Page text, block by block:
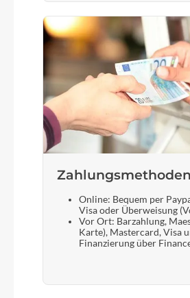
Zahlungsmethoden
Online: Bequem per
Visa oder Überweisung
Vor Ort: Barzahlung,
Karte), Mastercard, Visa
Finanzierung über